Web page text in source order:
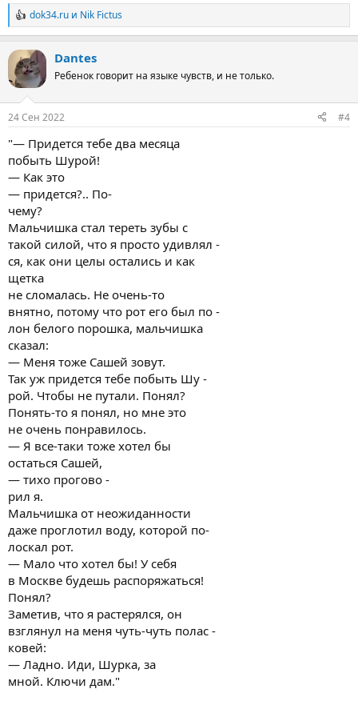
Р
е
к
ц
и
dok34.ru и Nik Fictus
Dantes
Ребенок говорит на языке чувств, и не только.
24 Сен 2022 #4
"— Придется тебе два месяца
побыть Шурой!
— Как это
— придется?.. По-
чему?
Мальчишка стал тереть зубы с
такой силой, что я просто удивлял -
ся, как они целы остались и как
щетка
не сломалась. Не очень-то
внятно, потому что рот его был по -
лон белого порошка, мальчишка
сказал:
— Меня тоже Сашей зовут.
Так уж придется тебе побыть Шу -
рой. Чтобы не путали. Понял?
Понять-то я понял, но мне это
не очень понравилось.
— Я все-таки тоже хотел бы
остаться Сашей,
— тихо прогово -
рил я.
Мальчишка от неожиданности
даже проглотил воду, которой по-
лоскал рот.
— Мало что хотел бы! У себя
в Москве будешь распоряжаться!
Понял?
Заметив, что я растерялся, он
взглянул на меня чуть-чуть полас -
ковей:
— Ладно. Иди, Шурка, за
мной. Ключи дам."